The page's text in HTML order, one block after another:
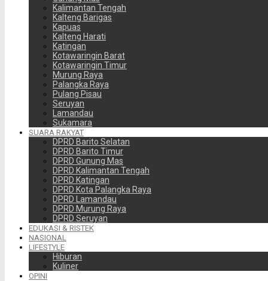
Kalimantan Tengah
Kalteng Barigas
Kapuas
Kalteng Harati
Katingan
Kotawaringin Barat
Kotawaringin Timur
Murung Raya
Palangka Raya
Pulang Pisau
Seruyan
Lamandau
Sukamara
SUARA RAKYAT
DPRD Barito Selatan
DPRD Barito Timur
DPRD Gunung Mas
DPRD Kalimantan Tengah
DPRD Katingan
DPRD Kota Palangka Raya
DPRD Lamandau
DPRD Murung Raya
DPRD Seruyan
EDUKASI & RISTEK
NASIONAL
LIFESTYLE
Hiburan
Kuliner
OPINI